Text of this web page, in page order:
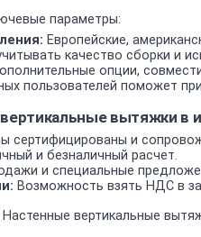
параметры:
Европейские,
качество сборки и
опции,
пользователей поможет
вытяжки
сертифицированы и
и безналичный расчет.
и специальные
Возможность взять НДС в
вертикальные